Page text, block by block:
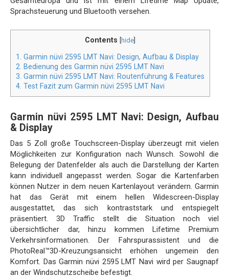
Sprachsteuerung und Bluetooth versehen.
Contents hide
1. Garmin nüvi 2595 LMT Navi: Design, Aufbau & Display
2. Bedienung des Garmin nüvi 2595 LMT Navi
3. Garmin nüvi 2595 LMT Navi: Routenführung & Features
4. Test Fazit zum Garmin nüvi 2595 LMT Navi
Garmin nüvi 2595 LMT Navi: Design, Aufbau
& Display
Das 5 Zoll große Touchscreen-Display überzeugt mit vielen
Möglichkeiten zur Konfiguration nach Wunsch. Sowohl die
Belegung der Datenfelder als auch die Darstellung der Karten
kann individuell angepasst werden. Sogar die Kartenfarben
können Nutzer in dem neuen Kartenlayout verändern. Garmin
hat das Gerät mit einem hellen Widescreen-Display
ausgestattet, das sich kontraststark und entspiegelt
präsentiert. 3D Traffic stellt die Situation noch viel
übersichtlicher dar, hinzu kommen Lifetime Premium
Verkehrsinformationen. Der Fahrspurassistent und die
PhotoReal™3D-Kreuzungsansicht erhöhen ungemein den
Komfort. Das Garmin nüvi 2595 LMT Navi wird per Saugnapf
an der Windschutzscheibe befestigt.